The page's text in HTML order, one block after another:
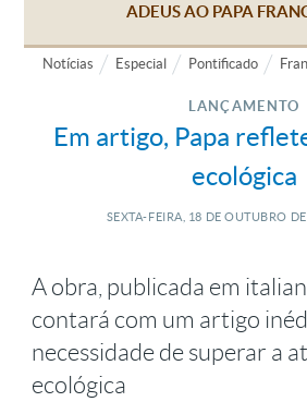
ADEUS AO PAPA
Notícias Especial Pontificado
LANÇAMENTO
Em artigo, Papa
ecológica
SEXTA-FEIRA, 18 DE OUTUBRO DE
A obra, publicada em
contará com um artigo
necessidade de superar a
ecológica